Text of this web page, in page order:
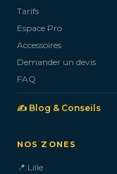
Tarifs
Espace Pro
Accessoires
Demander un devis
FAQ
✍️ Blog & Conseils
NOS ZONES
📍 Lille